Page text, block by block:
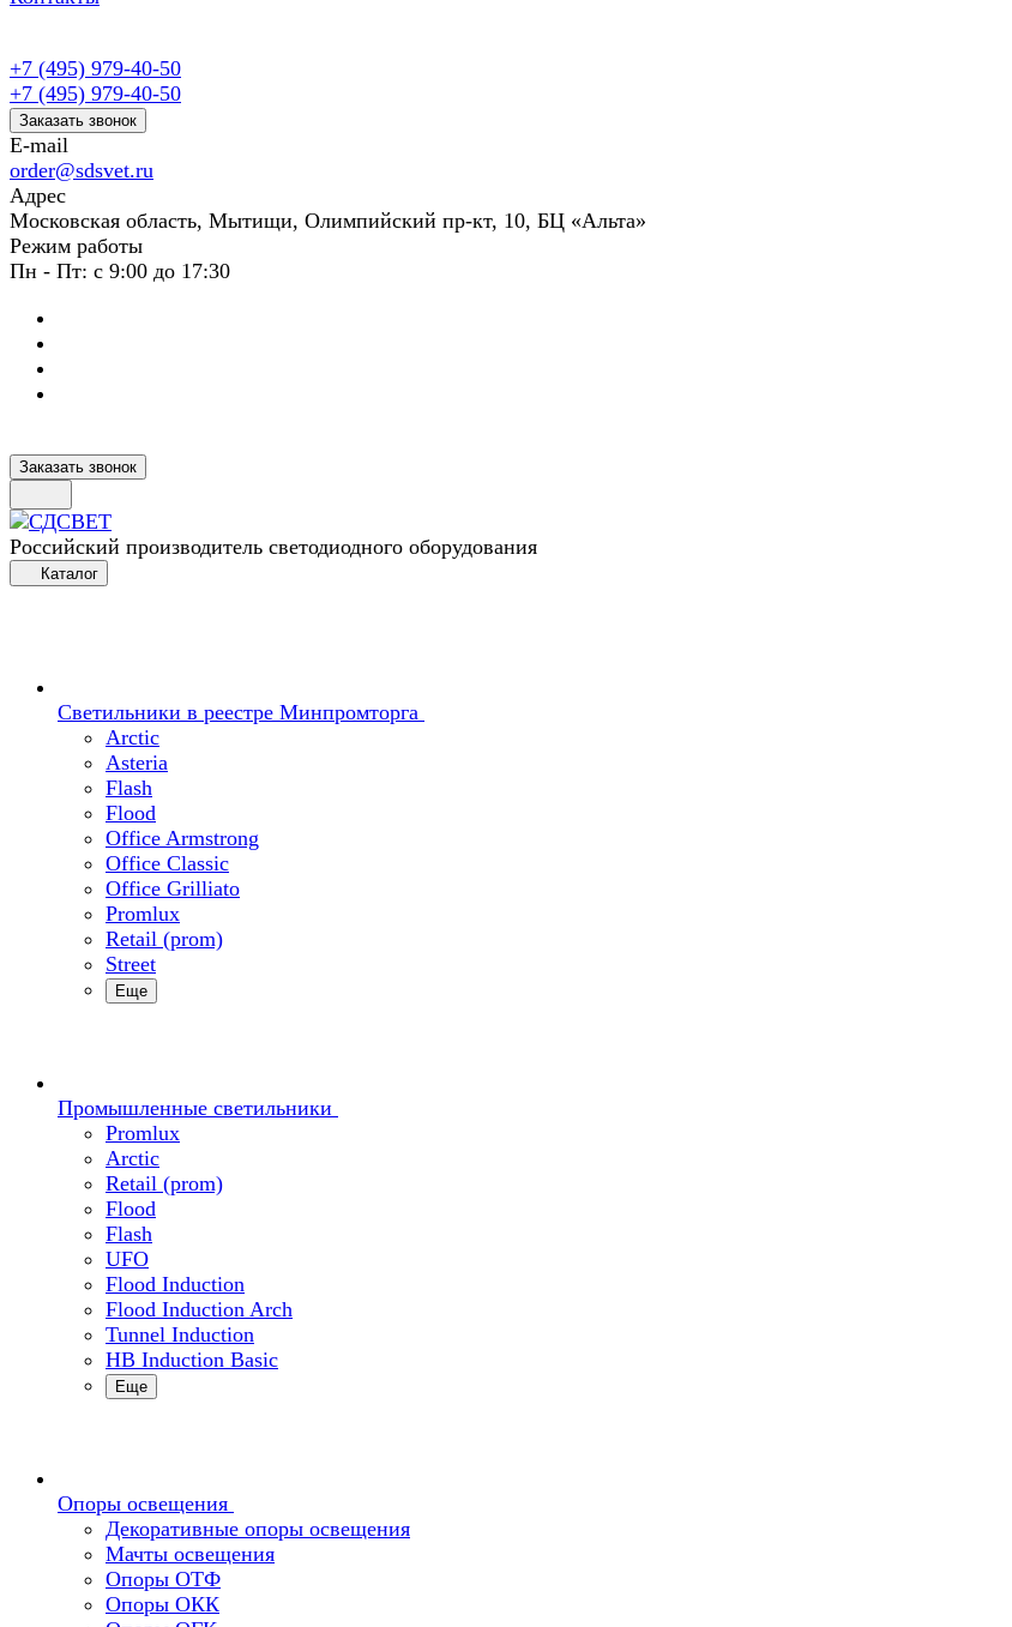
+7 (495) 979-40-50
+7 (495) 979-40-50
Заказать звонок
E-mail
order@sdsvet.ru
Адрес
Московская область, Мытищи, Олимпийский пр-кт, 10, БЦ «Альта»
Режим работы
Пн - Пт: с 9:00 до 17:30
Заказать звонок
Российский производитель светодиодного оборудования
Каталог
Светильники в реестре Минпромторга
Arctic
Asteria
Flash
Flood
Office Armstrong
Office Classic
Office Grilliato
Promlux
Retail (prom)
Street
Еще
Промышленные светильники
Promlux
Arctic
Retail (prom)
Flood
Flash
UFO
Flood Induction
Flood Induction Arch
Tunnel Induction
HB Induction Basic
Еще
Опоры освещения
Декоративные опоры освещения
Мачты освещения
Опоры ОТФ
Опоры ОКК